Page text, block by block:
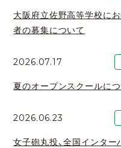
大阪府立佐野高等学校に
者の募集について
2026.07.17
夏のオープンスクールに
2026.06.23
女子砲丸投、全国インター